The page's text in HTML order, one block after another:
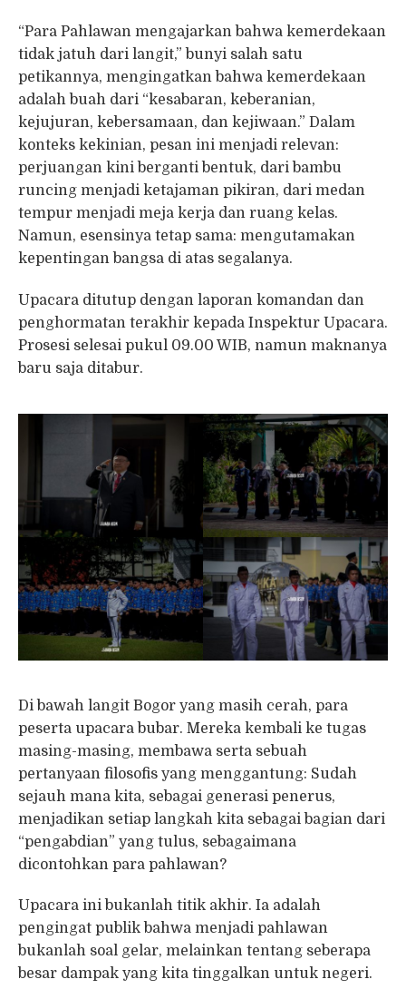
“Para Pahlawan mengajarkan bahwa kemerdekaan
tidak jatuh dari langit,” bunyi salah satu
petikannya, mengingatkan bahwa kemerdekaan
adalah buah dari “kesabaran, keberanian,
kejujuran, kebersamaan, dan kejiwaan.” Dalam
konteks kekinian, pesan ini menjadi relevan:
perjuangan kini berganti bentuk, dari bambu
runcing menjadi ketajaman pikiran, dari medan
tempur menjadi meja kerja dan ruang kelas.
Namun, esensinya tetap sama: mengutamakan
kepentingan bangsa di atas segalanya.
Upacara ditutup dengan laporan komandan dan
penghormatan terakhir kepada Inspektur Upacara.
Prosesi selesai pukul 09.00 WIB, namun maknanya
baru saja ditabur.
Di bawah langit Bogor yang masih cerah, para
peserta upacara bubar. Mereka kembali ke tugas
masing-masing, membawa serta sebuah
pertanyaan filosofis yang menggantung: Sudah
sejauh mana kita, sebagai generasi penerus,
menjadikan setiap langkah kita sebagai bagian dari
“pengabdian” yang tulus, sebagaimana
dicontohkan para pahlawan?
Upacara ini bukanlah titik akhir. Ia adalah
pengingat publik bahwa menjadi pahlawan
bukanlah soal gelar, melainkan tentang seberapa
besar dampak yang kita tinggalkan untuk negeri.